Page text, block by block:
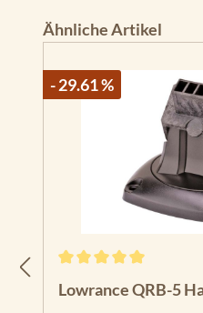
Produktgalerie
Ähnliche Artikel
- 29.61 %
Durchschnittliche
Lowrance QRB-5